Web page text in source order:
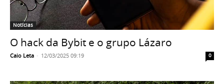
Notícias
O hack da Bybit e o grupo Lázaro
Caio Leta - 12/03/2025 09:19 0